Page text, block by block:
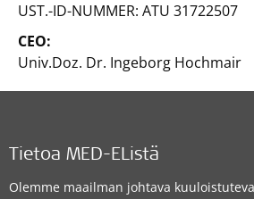
UST.-ID-NUMMER: ATU 31722507
CEO:
Univ.Doz. Dr. Ingeborg Hochmair
Tietoa MED-EListä
Olemme maailman johtava